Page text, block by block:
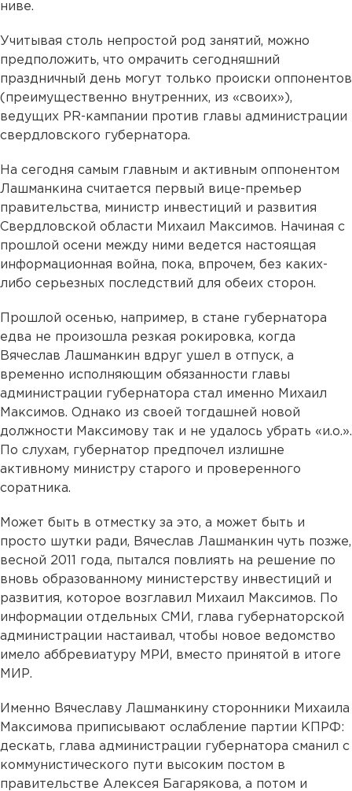
ниве.
Учитывая столь непростой род занятий, можно
предположить, что омрачить сегодняшний
праздничный день могут только происки оппонентов
(преимущественно внутренних, из «своих»),
ведущих PR-кампании против главы администрации
свердловского губернатора.
На сегодня самым главным и активным оппонентом
Лашманкина считается первый вице-премьер
правительства, министр инвестиций и развития
Свердловской области Михаил Максимов. Начиная с
прошлой осени между ними ведется настоящая
информационная война, пока, впрочем, без каких-
либо серьезных последствий для обеих сторон.
Прошлой осенью, например, в стане губернатора
едва не произошла резкая рокировка, когда
Вячеслав Лашманкин вдруг ушел в отпуск, а
временно исполняющим обязанности главы
администрации губернатора стал именно Михаил
Максимов. Однако из своей тогдашней новой
должности Максимову так и не удалось убрать «и.о.».
По слухам, губернатор предпочел излишне
активному министру старого и проверенного
соратника.
Может быть в отместку за это, а может быть и
просто шутки ради, Вячеслав Лашманкин чуть позже,
весной 2011 года, пытался повлиять на решение по
вновь образованному министерству инвестиций и
развития, которое возглавил Михаил Максимов. По
информации отдельных СМИ, глава губернаторской
администрации настаивал, чтобы новое ведомство
имело аббревиатуру МРИ, вместо принятой в итоге
МИР.
Именно Вячеславу Лашманкину сторонники Михаила
Максимова приписывают ослабление партии КПРФ:
дескать, глава администрации губернатора сманил с
коммунистического пути высоким постом в
правительстве Алексея Багарякова, а потом и